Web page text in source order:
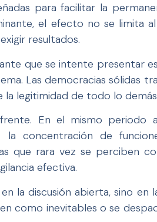
para facilitar la
el efecto no se limita
resultados.
que se intente presentar
Las democracias sólidas
la legitimidad de todo lo
En el mismo periodo
la concentración de
que rara vez se perciben
efectiva.
la discusión abierta, sino
como inevitables o se